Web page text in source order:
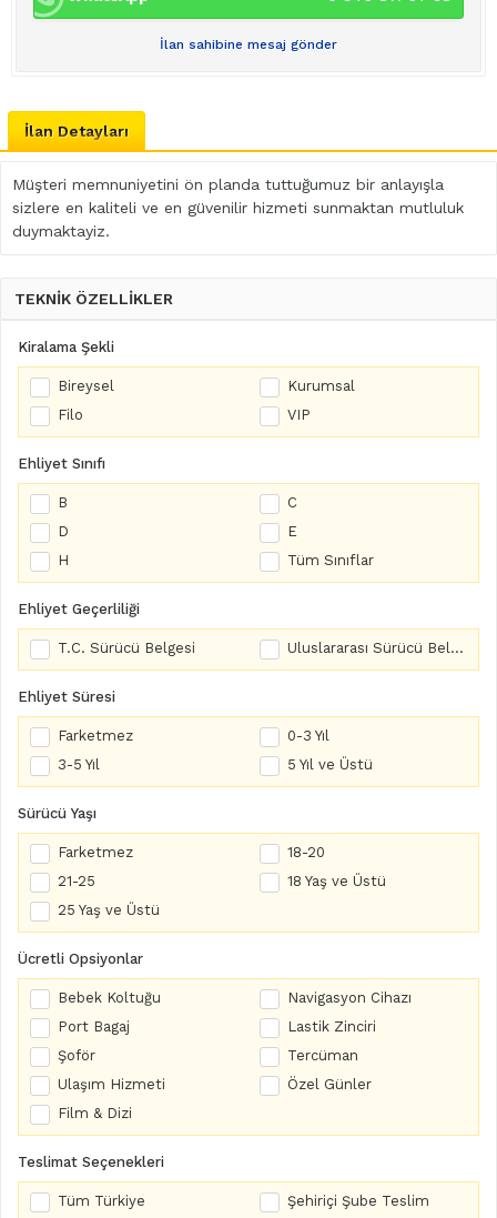
İlan sahibine mesaj gönder
İlan Detayları
Müşteri memnuniyetini ön planda tuttuğumuz bir anlayışla
sizlere en kaliteli ve en güvenilir hizmeti sunmaktan mutluluk
duymaktayiz.
TEKNİK ÖZELLİKLER
Kiralama Şekli
Bireysel
Kurumsal
Filo
VIP
Ehliyet Sınıfı
B
C
D
E
H
Tüm Sınıflar
Ehliyet Geçerliliği
T.C. Sürücü Belgesi Uluslararası Sürücü Belgesi
Ehliyet Süresi
Farketmez
0-3 Yıl
3-5 Yıl
5 Yıl ve Üstü
Sürücü Yaşı
Farketmez
18-20
21-25
18 Yaş ve Üstü
25 Yaş ve Üstü
Ücretli Opsiyonlar
Bebek Koltuğu
Navigasyon Cihazı
Port Bagaj
Lastik Zinciri
Şoför
Tercüman
Ulaşım Hizmeti
Özel Günler
Film & Dizi
Teslimat Seçenekleri
Tüm Türkiye
Şehiriçi Şube Teslim